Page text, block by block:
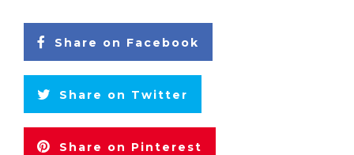
Share on Facebook
Share on Twitter
Share on Pinterest